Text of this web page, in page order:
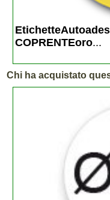
COPRENTEoro...
Chi ha acquistato